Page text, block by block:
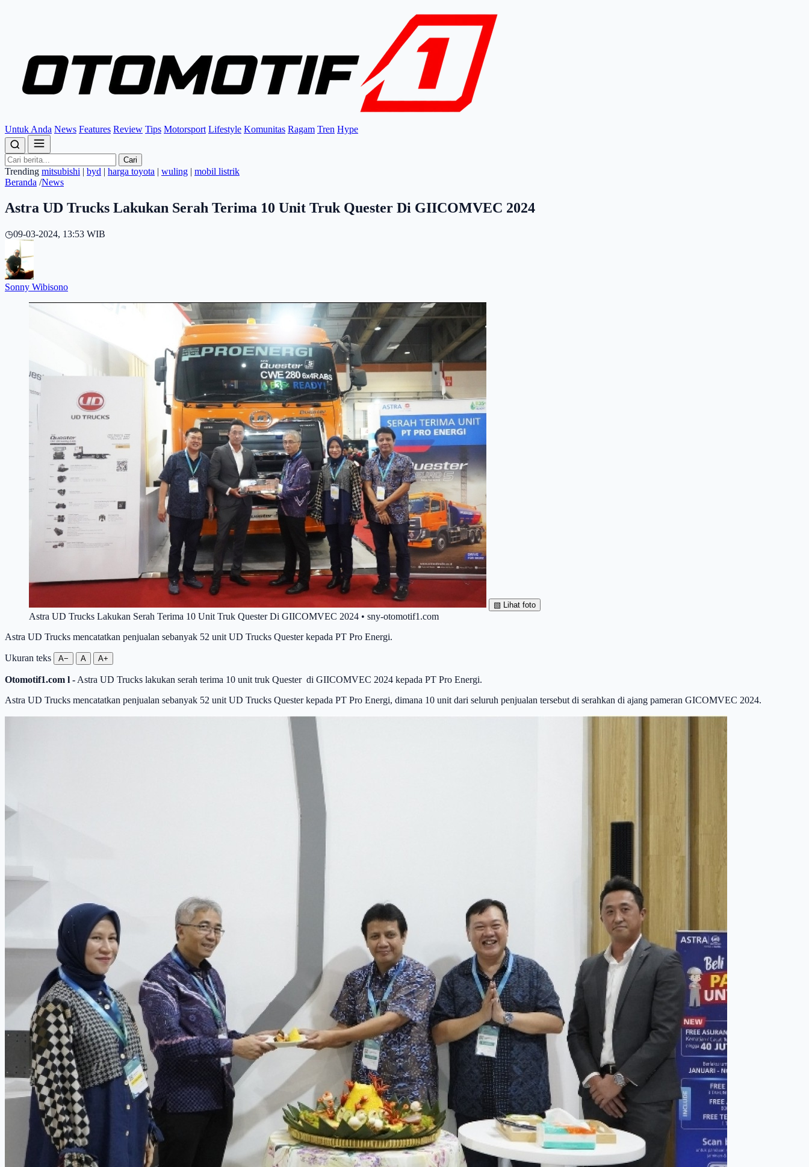
Untuk Anda News Features Review Tips Motorsport Lifestyle Komunitas Ragam Tren Hype
Cari
Trending mitsubishi | byd | harga toyota | wuling | mobil listrik
Beranda /News
Astra UD Trucks Lakukan Serah Terima 10 Unit Truk Quester Di GIICOMVEC 2024
◷09-03-2024, 13:53 WIB
Sonny Wibisono
▧ Lihat foto
Astra UD Trucks Lakukan Serah Terima 10 Unit Truk Quester Di GIICOMVEC 2024 • sny-otomotif1.com
Astra UD Trucks mencatatkan penjualan sebanyak 52 unit UD Trucks Quester kepada PT Pro Energi.
Ukuran teks A− A A+
Otomotif1.com l - Astra UD Trucks lakukan serah terima 10 unit truk Quester di GIICOMVEC 2024 kepada PT Pro Energi.
Astra UD Trucks mencatatkan penjualan sebanyak 52 unit UD Trucks Quester kepada PT Pro Energi, dimana 10 unit dari seluruh penjualan tersebut di serahkan di ajang pameran GICOMVEC 2024.